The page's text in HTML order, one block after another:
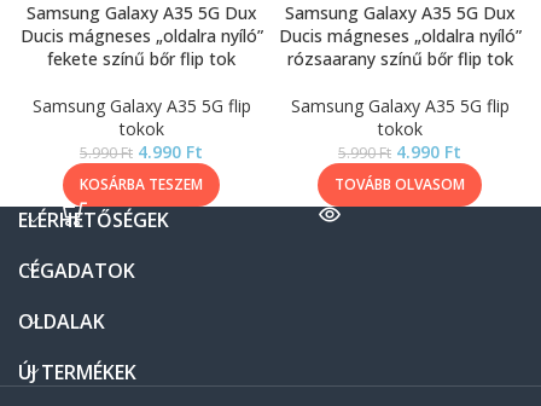
Samsung Galaxy A35 5G Dux
Ducis mágneses „oldalra nyíló”
fekete színű bőr flip tok
Samsung Galaxy A35 5G flip
tokok
5.990Ft 4.990 Ft
KOSÁRBA TESZEM
Samsung Galaxy A35 5G Dux
Ducis mágneses „oldalra nyíló”
rózsaarany színű bőr flip tok
Samsung Galaxy A35 5G flip
tokok
5.990Ft 4.990 Ft
TOVÁBB OLVASOM
ELÉRHETŐSÉGEK
CÉGADATOK
OLDALAK
ÚJ TERMÉKEK